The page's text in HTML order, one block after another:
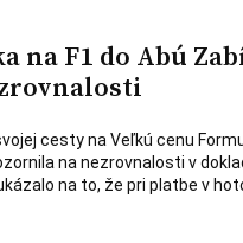
na F1 do Abú
cesty na Veľkú cenu
na nezrovnalosti v
na to, že pri platbe v